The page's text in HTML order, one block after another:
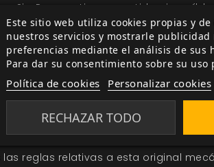
Sin Reposo tienen sentidos
susurradas y notar los más
estridentes, las luces brillantes y
o incluso dañarles.
tiene sus peligros. Por una parte,
la voz de su interior que le inclina
y maligna dentro de la cabeza
jugador.
tú también
reglas relativas a esta original
Este sitio web utiliza cookies propias y
nuestros servicios y mostrarle publicidad
preferencias mediante el análisis de sus
Para dar su consentimiento sobre su uso
Política de cookies Personalizar cookies
RECHAZAR TODO